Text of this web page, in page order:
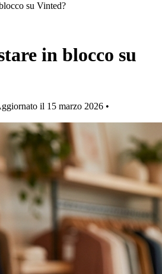
su Vinted?
in blocco su
il 15 marzo 2026 •